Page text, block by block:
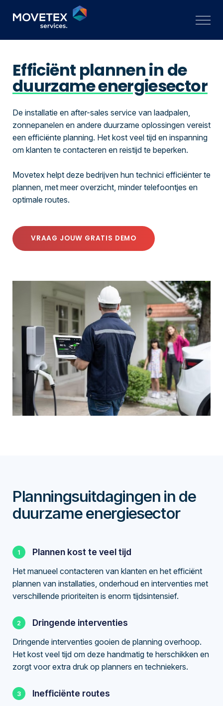
Efficiënt plannen in de
duurzame energiesector
De installatie en after-sales service van laadpalen,
zonnepanelen en andere duurzame oplossingen vereist
een efficiënte planning. Het kost veel tijd en inspanning
om klanten te contacteren en reistijd te beperken.
Movetex helpt deze bedrijven hun technici efficiënter te
plannen, met meer overzicht, minder telefoontjes en
optimale routes.
VRAAG JOUW GRATIS DEMO
Planningsuitdagingen in de
duurzame energiesector
Plannen kost te veel tijd
Het manueel contacteren van klanten en het efficiënt
plannen van installaties, onderhoud en interventies met
verschillende prioriteiten is enorm tijdsintensief.
Dringende interventies
Dringende interventies gooien de planning overhoop.
Het kost veel tijd om deze handmatig te herschikken en
zorgt voor extra druk op planners en techniekers.
Inefficiënte routes